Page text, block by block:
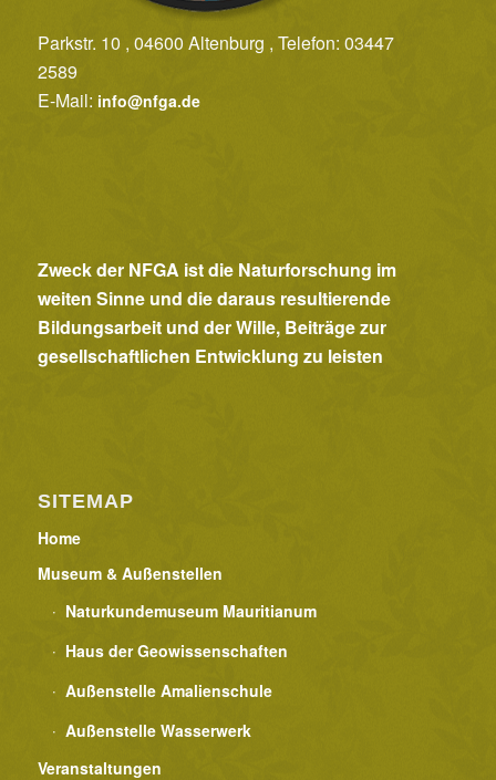
Parkstr. 10 , 04600 Altenburg , Telefon: 03447
2589
E-Mail: info@nfga.de
Zweck der NFGA ist die Naturforschung im
weiten Sinne und die daraus resultierende
Bildungsarbeit und der Wille, Beiträge zur
gesellschaftlichen Entwicklung zu leisten
SITEMAP
Home
Museum & Außenstellen
Naturkundemuseum Mauritianum
Haus der Geowissenschaften
Außenstelle Amalienschule
Außenstelle Wasserwerk
Veranstaltungen